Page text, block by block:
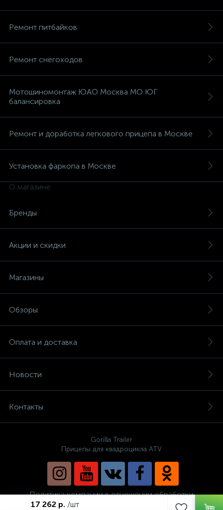
17 262 р. /шт
Ремонт питбайков
Ремонт снегоходов
Мотошиномонтаж ЮАО Москва МО ЮГ
балансировка
Ремонт и доработка легкового прицепа в Москве
Установка фаркопа в Москве
О магазине
Бренды
Акции и скидки
Магазины
Обзоры
Оплата и доставка
Новости
Контакты
Gorilla Trailer
Прицепы для квадроцикла ATV
Политика компании в отношении обработки
персональных данных